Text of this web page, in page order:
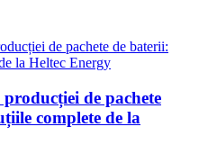
de pachete
complete de la